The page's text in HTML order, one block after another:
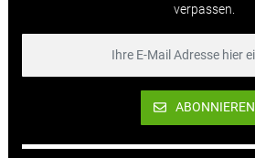
verpassen.
ABONNIEREN